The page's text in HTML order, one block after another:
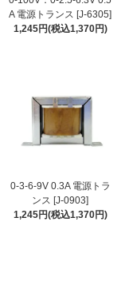
A 電源トランス [J-6305]
1,245円(税込1,370円)
0-3-6-9V 0.3A 電源トラ
ンス [J-0903]
1,245円(税込1,370円)